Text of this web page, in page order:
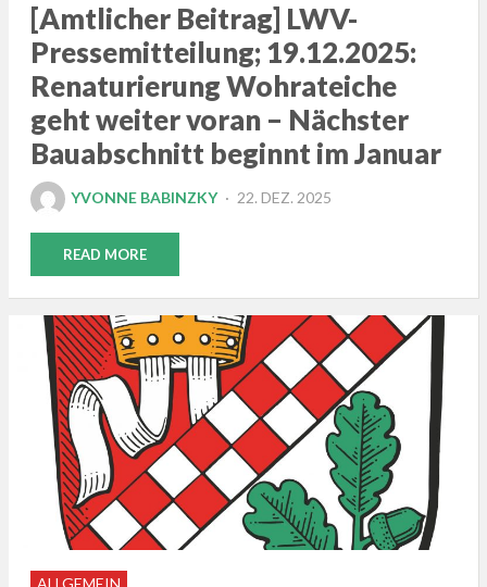
[Amtlicher Beitrag] LWV-
Pressemitteilung; 19.12.2025:
Renaturierung Wohrateiche
geht weiter voran – Nächster
Bauabschnitt beginnt im Januar
YVONNE BABINZKY
POSTED
22. DEZ. 2025
READ MORE